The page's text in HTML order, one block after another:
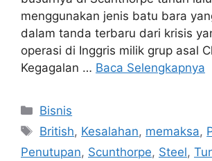
menggunakan jenis batu bara
dalam tanda terbaru dari krisis
operasi di Inggris milik grup asal
Kegagalan … Baca Selengkapnya
Kategori
Bisnis
Tag
British, Kesalahan, memaksa,
Penutupan, Scunthorpe, Steel,